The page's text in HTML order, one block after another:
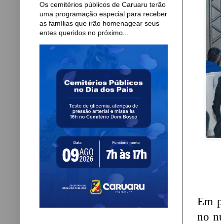
Em
no
Os cemitérios públicos de Caruaru terão
uma programação especial para receber
as famílias que irão homenagear seus
entes queridos no próximo...